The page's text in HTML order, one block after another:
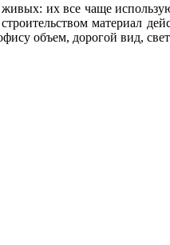
живых: их все чаще
материал
объем, дорогой вид,